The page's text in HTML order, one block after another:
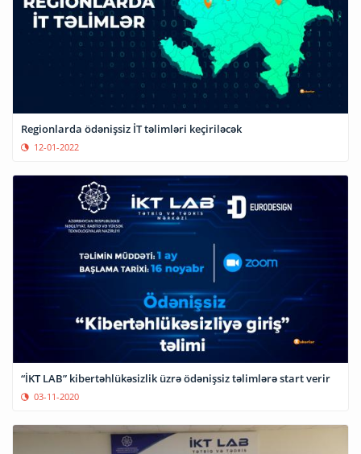
Regionlarda ödənişsiz İT təlimləri keçiriləcək
12-01-2022
“İKT LAB” kibertəhlükəsizlik üzrə ödənişsiz təlimlərə start verir
03-11-2020